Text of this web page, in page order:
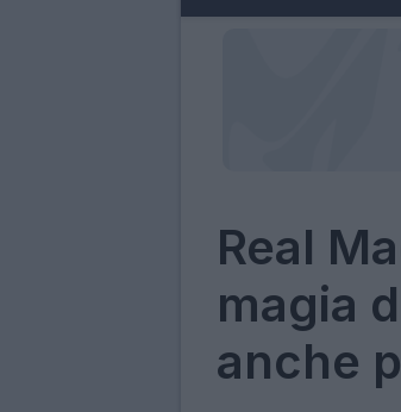
Real
magia
anche